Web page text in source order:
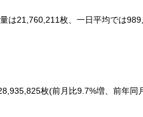
は21,760,211枚、一日平均では
枚(前月比9.7%増、前年